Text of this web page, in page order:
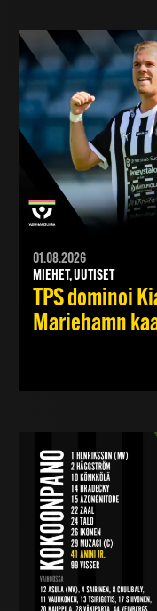
01.08.2026
MIEHET, UUTISET
TPS dominoi
Mariehamn